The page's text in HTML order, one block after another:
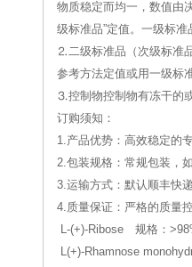
物质稳定而均一，数值由
级标准品”定值。一级标
⒉二级标准品（次级标准
参考方法定值或用一级标
⒊控制物控制物有冻干的
订购须知：
1.产品优势：高效稳定的
2.包装规格：常规包装，
3.运输方式：默认顺丰快
4.质量保证：严格的质量
L-(+)-Ribose 规格：
L(+)-Rhamnose